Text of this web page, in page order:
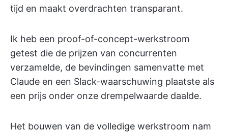
tijd en maakt overdrachten transparant.
Ik heb een proof-of-concept-werkstroom
getest die de prijzen van concurrenten
verzamelde, de bevindingen samenvatte met
Claude en een Slack-waarschuwing plaatste als
een prijs onder onze drempelwaarde daalde.
Het bouwen van de volledige werkstroom nam